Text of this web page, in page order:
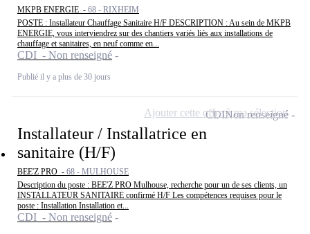
MKPB ENERGIE - 68 - RIXHEIM
POSTE : Installateur Chauffage Sanitaire H/F DESCRIPTION : Au sein de MKPB
ENERGIE, vous interviendrez sur des chantiers variés liés aux installations de
chauffage et sanitaires, en neuf comme en...
CDI - Non renseigné
Publié il y a plus de 30 jours
Installateur / Installatrice en
sanitaire (H/F)
BEE'Z PRO - 68 - MULHOUSE
Description du poste : BEE'Z PRO Mulhouse, recherche pour un de ses clients, un
INSTALLATEUR SANITAIRE confirmé H/F Les compétences requises pour le
poste : Installation Installation et...
CDI - Non renseigné
CDINon renseigné
Ajouter cette offre à ma sélection